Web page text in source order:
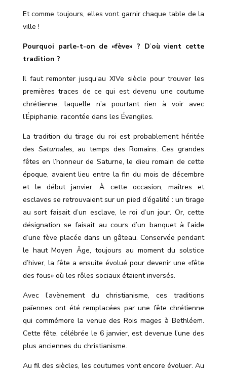
Et comme toujours, elles vont garnir chaque table de la
ville !
Pourquoi parle-t-on de «fève» ? D’où vient cette
tradition ?
Il faut remonter jusqu’au XIVe siècle pour trouver les
premières traces de ce qui est devenu une coutume
chrétienne, laquelle n’a pourtant rien à voir avec
l’Épiphanie, racontée dans les Évangiles.
La tradition du tirage du roi est probablement héritée
des Saturnales, au temps des Romains. Ces grandes
fêtes en l’honneur de Saturne, le dieu romain de cette
époque, avaient lieu entre la fin du mois de décembre
et le début janvier. À cette occasion, maîtres et
esclaves se retrouvaient sur un pied d’égalité : un tirage
au sort faisait d’un esclave, le roi d’un jour. Or, cette
désignation se faisait au cours d’un banquet à l’aide
d’une fève placée dans un gâteau. Conservée pendant
le haut Moyen Âge, toujours au moment du solstice
d’hiver, la fête a ensuite évolué pour devenir une «fête
des fous» où les rôles sociaux étaient inversés.
Avec l’avènement du christianisme, ces traditions
païennes ont été remplacées par une fête chrétienne
qui commémore la venue des Rois mages à Bethléem.
Cette fête, célébrée le 6 janvier, est devenue l’une des
plus anciennes du christianisme.
Au fil des siècles, les coutumes vont encore évoluer. Au